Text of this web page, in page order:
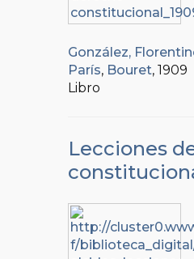
González,
París, Bouret, 1909
Libro
Lecciones